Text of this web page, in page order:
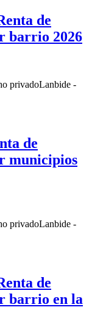
de
barrio 2026
privadoLanbide -
de
municipios
privadoLanbide -
de
barrio en la